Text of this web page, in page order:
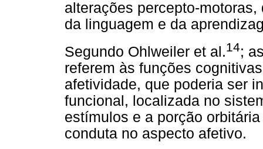
alterações percepto-
da linguagem e da
Segundo Ohlweiler et al.14;
referem às funções
afetividade, que poderia ser
funcional, localizada no
estímulos e a porção
conduta no aspecto afetivo.